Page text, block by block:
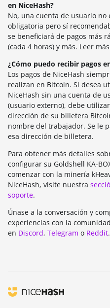
NEXAPOW
ALEPHIUM
FISHHASH
en NiceHash?
No, una cuenta de usuario no
obligatoria pero sí
se beneficiará de pagos más
(cada 4 horas) y más. Leer más
¿Cómo puedo recibir pagos
Los pagos de NiceHash
realizan en Bitcoin. Si desea
NiceHash sin una cuenta de
(usuario externo), debe
dirección de su billetera
nombre del trabajador. Se le
esa dirección de billetera.
Para obtener más detalles
configurar su Goldshell KA-
comenzar con la minería
NiceHash, visite nuestra
soporte.
Únase a la conversación y
experiencias con la
en Discord, Telegram o Reddit.